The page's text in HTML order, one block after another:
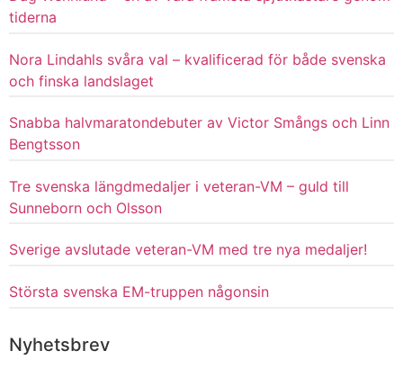
tiderna
Nora Lindahls svåra val – kvalificerad för både svenska
och finska landslaget
Snabba halvmaratondebuter av Victor Smångs och Linn
Bengtsson
Tre svenska längdmedaljer i veteran-VM – guld till
Sunneborn och Olsson
Sverige avslutade veteran-VM med tre nya medaljer!
Största svenska EM-truppen någonsin
Nyhetsbrev